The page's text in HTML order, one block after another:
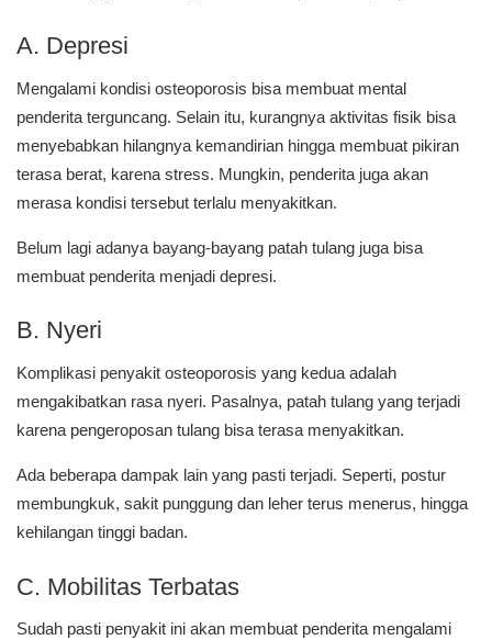
A. Depresi
Mengalami kondisi osteoporosis bisa membuat mental
penderita terguncang. Selain itu, kurangnya aktivitas fisik bisa
menyebabkan hilangnya kemandirian hingga membuat pikiran
terasa berat, karena stress. Mungkin, penderita juga akan
merasa kondisi tersebut terlalu menyakitkan.
Belum lagi adanya bayang-bayang patah tulang juga bisa
membuat penderita menjadi depresi.
B. Nyeri
Komplikasi penyakit osteoporosis yang kedua adalah
mengakibatkan rasa nyeri. Pasalnya, patah tulang yang terjadi
karena pengeroposan tulang bisa terasa menyakitkan.
Ada beberapa dampak lain yang pasti terjadi. Seperti, postur
membungkuk, sakit punggung dan leher terus menerus, hingga
kehilangan tinggi badan.
C. Mobilitas Terbatas
Sudah pasti penyakit ini akan membuat penderita mengalami